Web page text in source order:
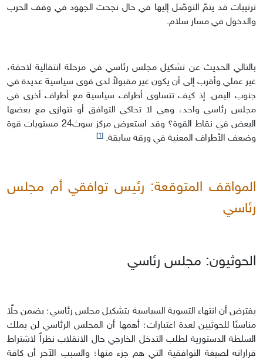
ترتيبات قد يتمّ التوصّل إليها في حال نجحت الجهود في وقف الحرب
والدخول في مسار سلام.
بالتالي الحديث عن تشكيل مجلس رئاسي في مرحلة انتقالية لاحقة،
غير عملي وأقرب إلى أن يكون غير مقبولاً لدى قوى سياسية عديدة في
جنوب اليمن. إذ كيف تتساوى أطراف سياسية مع أطراف أخرى في
مجلس رئاسي واحد، وهي لا تحاكي التوافق أو تتوازى مع بعضها
البعض في نقاط القوة؟ وقد استعرض مركز سوث24 مستويات قوة
وضعف الأطراف المعنية في ورقة سابقة. [1]
المواقف المتوقعة: رئيس توافقي أم مجلس
رئاسي
الحوثيون: مجلس رئاسي
يفترض أن انتهاء التسوية السياسية بتشكيل مجلس رئاسي؛ يضمن حلًا
مناسبًا للحوثيين لعدة اعتبارات؛ أهمها أن المجلس الرئاسي لن يملك
السلطة الدستورية لطلب التدخل الخارجي حال الانقلاب نظراً لاشتراط
قراراته لصبغة التوافقية التي هم جزء منها؛ والسبب الآخر أن كافة